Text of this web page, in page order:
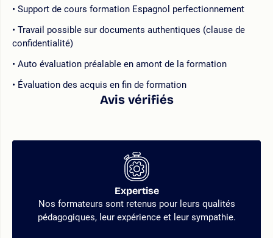
Support de cours formation Espagnol perfectionnement
Travail possible sur documents authentiques (clause de
confidentialité)
Auto évaluation préalable en amont de la formation
Évaluation des acquis en fin de formation
Avis vérifiés
Expertise
Nos formateurs sont retenus pour leurs qualités
pédagogiques, leur expérience et leur sympathie.